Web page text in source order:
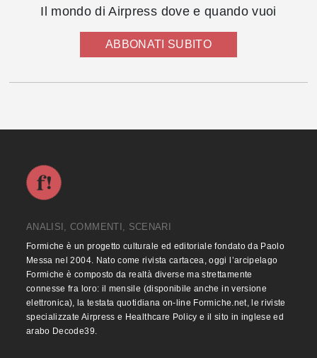
Il mondo di Airpress dove e quando vuoi
ABBONATI SUBITO
ANALISI, COMMENTI, SCENARI
Formiche è un progetto culturale ed editoriale fondato da Paolo
Messa nel 2004. Nato come rivista cartacea, oggi l’arcipelago
Formiche è composto da realtà diverse ma strettamente
connesse fra loro: il mensile (disponibile anche in versione
elettronica), la testata quotidiana on-line Formiche.net, le riviste
specializzate Airpress e Healthcare Policy e il sito in inglese ed
arabo Decode39.